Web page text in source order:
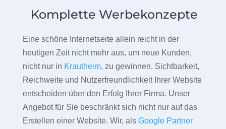
Komplette Werbekonzepte
Eine schöne Internetseite allein reicht in der
heutigen Zeit nicht mehr aus, um neue Kunden,
nicht nur in Krautheim, zu gewinnen. Sichtbarkeit,
Reichweite und Nutzerfreundlichkeit Ihrer Website
entscheiden über den Erfolg Ihrer Firma. Unser
Angebot für Sie beschränkt sich nicht nur auf das
Erstellen einer Website. Wir, als Google Partner